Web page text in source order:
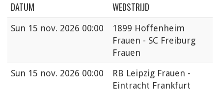
DATUM WEDSTRIJD
Sun 15 nov. 2026 00:00
1899 Hoffenheim
Frauen - SC Freiburg
Frauen
Sun 15 nov. 2026 00:00
RB Leipzig Frauen -
Eintracht Frankfurt